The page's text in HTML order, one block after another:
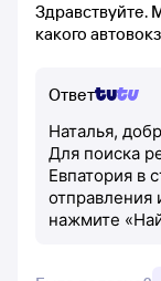
Здравствуйте.
какого
Ответ
Наталья,
Для поиска
Евпатория в
отправления
нажмите